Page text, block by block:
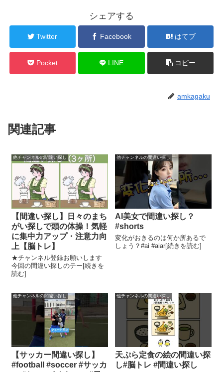
シェアする
Twitter Facebook はてブ
Pocket LINE コピー
amkagaku
関連記事
他チャンネルの間違い探し
【間違い探し】日々のまち
がい探しで頭の体操！気軽
に集中力アップ・注意力向
上【脳トレ】
★チャンネル登録お願いします
今回の間違い探しのテー[続きを
読む]
他チャンネルの間違い探し
AI美女で間違い探し？
#shorts
変化がおきるのは何か所あるで
しょう？#ai #aiar[続きを読む]
他チャンネルの間違い探し
【サッカー間違い探し】
#football #soccer #サッカ
他チャンネルの間違い探し
天ぷら定食の絵の間違い探
し#脳トレ #間違い探し